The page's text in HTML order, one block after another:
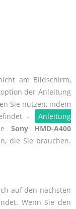
am Bildschirm,
der Anleitung
Sie nutzen, indem
-
Anleitung
Sony HMD-A400
die Sie brauchen.
auf den nächsten
Wenn Sie den